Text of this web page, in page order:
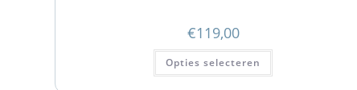
€119,00
Opties selecteren